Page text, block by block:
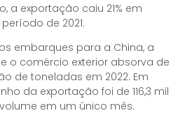
a exportação caiu 21% em
de 2021.
embarques para a China, a
o comércio exterior absorva de
de toneladas em 2022. Em
da exportação foi de 116,3 mil
em um único mês.